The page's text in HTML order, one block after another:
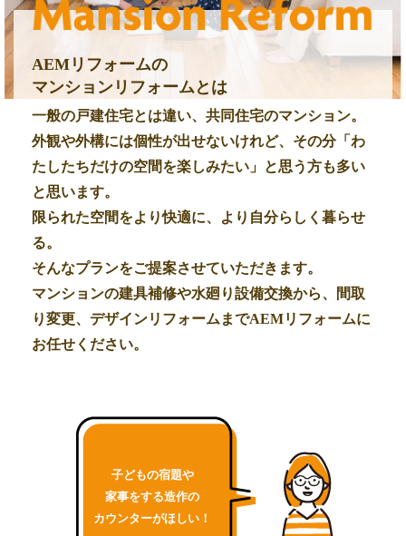
AEMリフォームの
マンションリフォームとは
一般の戸建住宅とは違い、共同住宅のマンション。
外観や外構には個性が出せないけれど、その分「わ
たしたちだけの空間を楽しみたい」と思う方も多い
と思います。
限られた空間をより快適に、より自分らしく暮らせ
る。
そんなプランをご提案させていただきます。
マンションの建具補修や水廻り設備交換から、間取
り変更、デザインリフォームまでAEMリフォームに
お任せください。
子どもの宿題や
家事をする造作の
カウンターがほしい！